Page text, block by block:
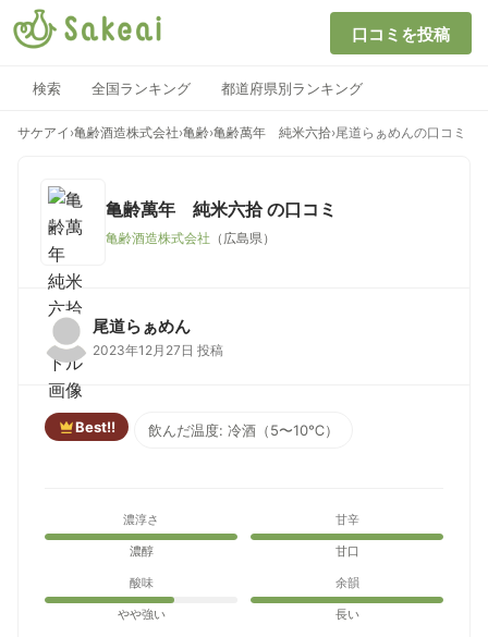
口コミを投稿
検索 全国ランキング 都道府県別ランキング
サケアイ ›亀齢酒造株式会社›亀齢›亀齢萬年 純米六拾›尾道らぁめんの口コミ
亀齢萬年 純米六拾の口コミ
亀齢酒造株式会社 （広島県）
尾道らぁめん
2023年12月27日 投稿
Best!! 飲んだ温度: 冷酒（5〜10℃）
濃淳さ
濃醇
甘辛
甘口
酸味
やや強い
余韻
長い